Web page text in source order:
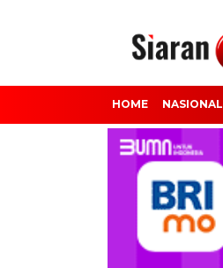
HOME NASIONAL